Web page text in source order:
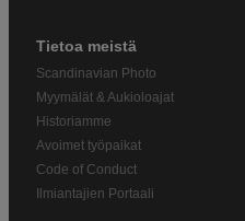
Tietoa meistä
Scandinavian Photo
Myymälät & Aukioloajat
Historiamme
Avoimet työpaikat
Code of Conduct
Ilmiantajien Portaali